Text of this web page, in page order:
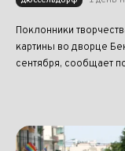
Поклонники
картины во дворце
сентября, сообщает